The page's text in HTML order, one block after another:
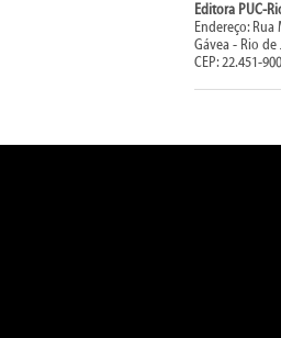
Editora PUC-
Endereço: Rua
Gávea - Rio de
CEP: 22.451-900